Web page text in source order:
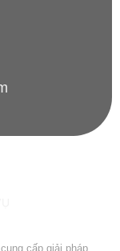
cấp giải pháp